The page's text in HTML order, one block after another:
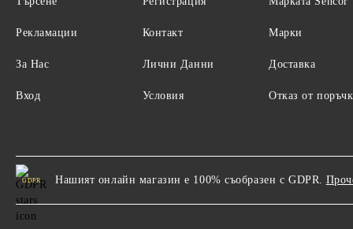
Рекламации
За Нас
Вход
Контакт
Лични Данни
Условия
Марки
Доставка
Отказ от
GDPR Нашият онлайн магазин е 100% съобразен с GDPR.